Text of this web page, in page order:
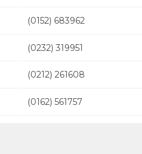
(0152) 683962
(0232) 319951
(0212) 261608
(0162) 561757